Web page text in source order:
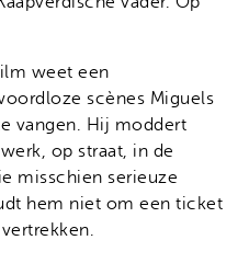
weet een
scènes Miguels
vangen. Hij moddert
op straat, in de
misschien serieuze
hem niet om een ticket